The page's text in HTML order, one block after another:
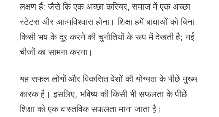
लक्षण हैं; जैसे कि एक अच्छा करियर, समाज में एक अच्छा
स्टेटस और आत्मविश्वास होना। शिक्षा हमें बाधाओं को बिना
किसी भय के दूर करने की चुनौतियों के रूप में देखती है; नई
चीजों का सामना करना।
यह सफल लोगों और विकसित देशों की योग्यता के पीछे मुख्य
कारक है। इसलिए, भविष्य की किसी भी सफलता के पीछे
शिक्षा को एक वास्तविक सफलता माना जाता है।